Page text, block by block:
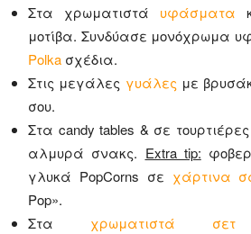
Στα χρωματιστά υφάσματα
μοτίβα. Συνδύασε μονόχρωμα
Polka σχέδια.
Στις μεγάλες γυάλες με
σου.
Στα candy tables & σε
αλμυρά σνακς. Extra tip:
γλυκά PopCorns σε χάρτινα
Pop».
Στα χρωματιστά σετ